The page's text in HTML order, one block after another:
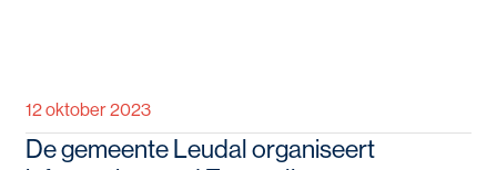
12 oktober 2023
De gemeente Leudal organiseert